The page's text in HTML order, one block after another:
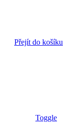
Přejít do košíku
Toggle